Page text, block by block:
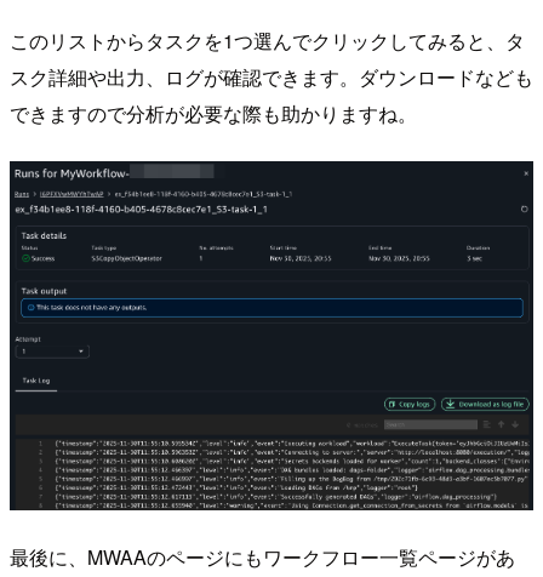
このリストからタスクを1つ選んでクリックしてみると、タ
スク詳細や出力、ログが確認できます。ダウンロードなども
できますので分析が必要な際も助かりますね。
最後に、MWAAのページにもワークフロー一覧ページがあ